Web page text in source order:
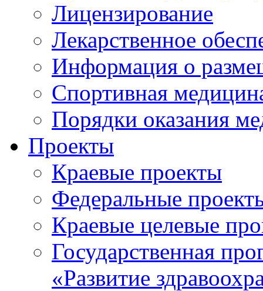
Лицензирование
Лекарственное
Информация о
Спортивная
Порядки оказания
Проекты
Краевые проекты
Федеральные
Краевые целевые
Государственная
«Развитие